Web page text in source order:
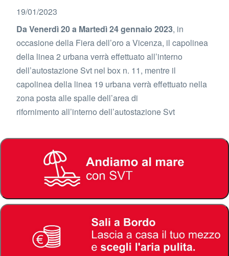
19/01/2023
Da Venerdì 20 a Martedì 24 gennaio 2023, in
occasione della Fiera dell’oro a Vicenza, il capolinea
della linea 2 urbana verrà effettuato all’interno
dell’autostazione Svt nel box n. 11, mentre il
capolinea della linea 19 urbana verrà effettuato nella
zona posta alle spalle dell’area di
rifornimento all’interno dell’autostazione Svt